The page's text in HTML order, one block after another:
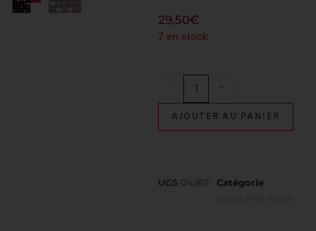
29,50€
7 en stock
- +
AJOUTER AU PANIER
UGS 04267
Catégorie
Corné Port Royal